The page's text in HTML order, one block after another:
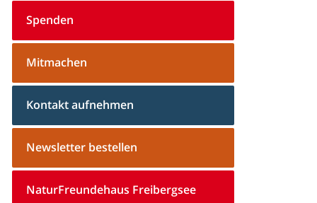
Spenden
Mitmachen
Kontakt aufnehmen
Newsletter bestellen
NaturFreundehaus Freibergsee